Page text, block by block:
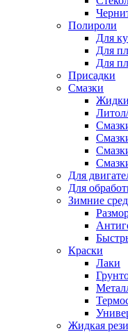
Полироли
Для
Для
Для
Присадки
Смазки
Для
Для
Зимние
Краски
Лаки
Жидкая